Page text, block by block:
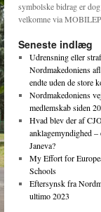
symbolske bidrag er
velkomne via
Seneste indlæg
Udrensning eller
Nordmakedoniens
endte uden de store
Nordmakedoniens
medlemskab siden
Hvad blev der af
anklagemyndighed –
Janeva?
My Effort for
Schools
Eftersynsk fra
ultimo 2023